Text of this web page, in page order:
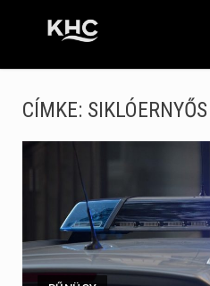
CÍMKE: SIKLÓERNYŐS